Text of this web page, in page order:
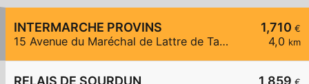
1,710 €
4,0 km
INTERMARCHE PROVINS
15 Avenue du Maréchal de Lattre de Tassigny
1,859
RELAIS DE SOURDUN